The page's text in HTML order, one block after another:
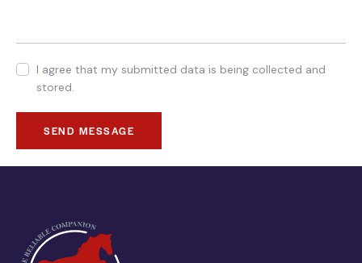
I agree that my submitted data is being collected and
stored.
SEND MESSAGE